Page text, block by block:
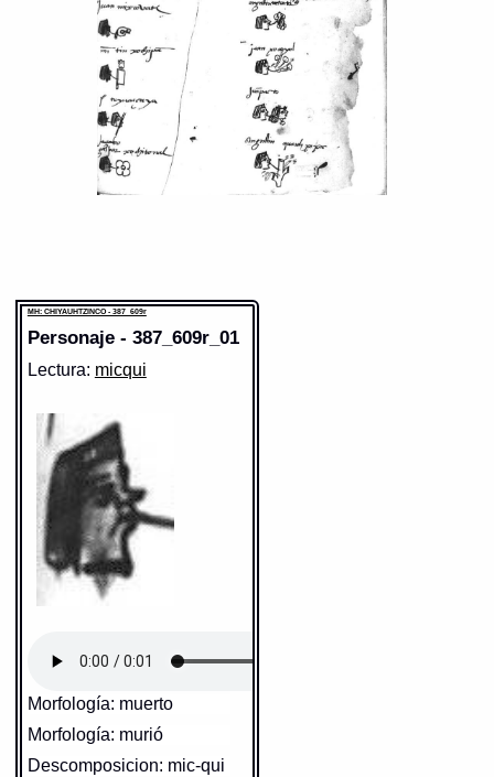
MH: CHIYAUHTZINCO - 387_609r
Personaje - 387_609r_01
Lectura: micqui
Morfología: muerto
Morfología: murió
Descomposicion: mic-qui